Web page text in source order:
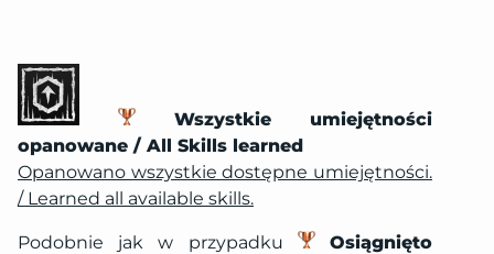
Wszystkie umiejętności
opanowane / All Skills learned
Opanowano wszystkie dostępne umiejętności.
/ Learned all available skills.
Podobnie jak w przypadku
Osiągnięto